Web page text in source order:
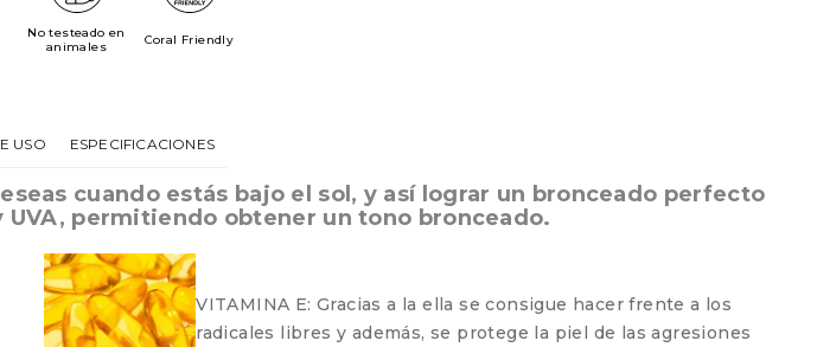
No testeado en
animales
Coral Friendly
USO ESPECIFICACIONES
cuando estás bajo el sol, y así lograr un bronceado perfecto
permitiendo obtener un tono bronceado.
VITAMINA E: Gracias a la ella se consigue hacer frente a los
radicales libres y además, se protege la piel de las agresiones